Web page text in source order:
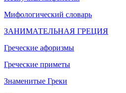
Мифологический словарь
ЗАНИМАТЕЛЬНАЯ ГРЕЦИЯ
Греческие афоризмы
Греческие приметы
Знаменитые Греки